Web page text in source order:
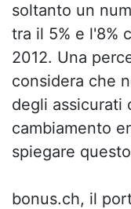
soltanto un
tra il 5% e l'8%
2012. Una
considera che
degli assicurati
cambiamento
spiegare
bonus.ch, il